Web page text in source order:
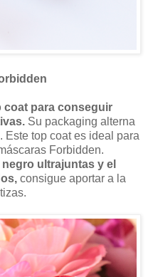
coat para conseguir
Su packaging alterna
Este top coat es ideal para
Forbidden.
ultrajuntas y el
consigue aportar a la